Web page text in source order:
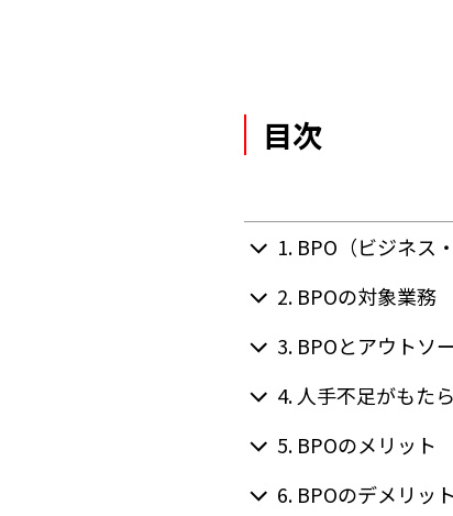
目次
1. BPO（ビジネス
2. BPOの対象業務
3. BPOとアウトソ
4. 人手不足がもた
5. BPOのメリット
6. BPOのデメリット